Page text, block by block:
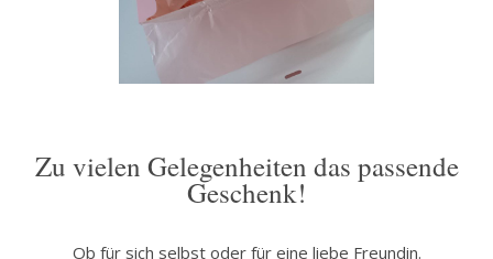
Zu vielen Gelegenheiten das passende
Geschenk!
Ob für sich selbst oder für eine liebe Freundin.